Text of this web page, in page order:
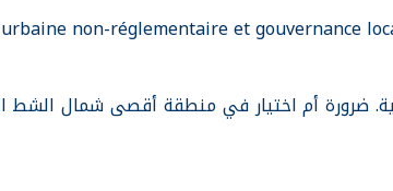
non-réglementaire et gouvernance